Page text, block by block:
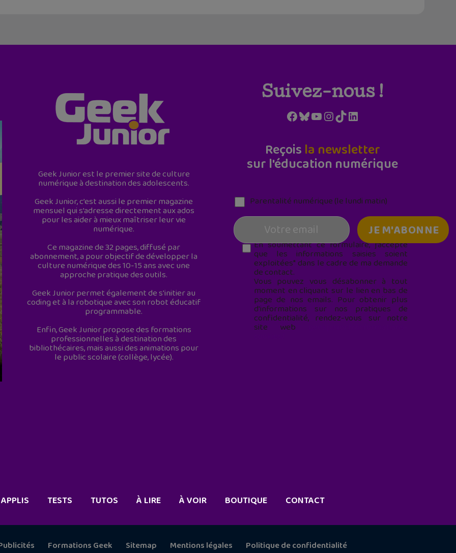
Geek Junior est le premier site de culture
numérique à destination des adolescents.
Geek Junior, c’est aussi le premier magazine
mensuel qui s’adresse directement aux ados
pour les aider à mieux maîtriser leur vie
numérique.
Ce magazine de 32 pages, diffusé par
abonnement, a pour objectif de développer la
culture numérique des 10-15 ans avec une
approche pratique des outils.
Geek Junior permet également de s'initier au
coding et à la robotique avec son robot éducatif
programmable.
Enfin, Geek Junior propose des formations
professionnelles à destination des
bibliothécaires, mais aussi des animations pour
le public scolaire (collège, lycée).
Suivez-nous !
Facebook
Bluesky
YouTube
Instagram
TikTokLinkedIn
Reçois la newsletter
sur l'éducation numérique
Parentalité numérique (le lundi matin)
En soumettant ce formulaire, j’accepte
que les informations saisies soient
exploitées* dans le cadre de ma demande
de contact.
Vous pouvez vous désabonner à tout
moment en cliquant sur le lien en bas de
page de nos emails. Pour obtenir plus
d'informations sur nos pratiques de
confidentialité, rendez-vous sur notre
site web
APPLIS TESTS TUTOS À LIRE À VOIR BOUTIQUE CONTACT
Formations Geek Sitemap Mentions légales Politique de confidentialité